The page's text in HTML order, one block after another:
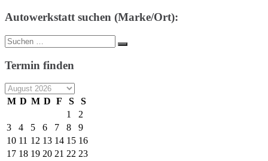
Autowerkstatt suchen (Marke/Ort):
Suche
nach:
Suchen
Termin finden
M D M D F S
S
1
2
3
4 5 6 7 8
9
10 11 12 13 14 15 16
17 18 19 20 21 22 23